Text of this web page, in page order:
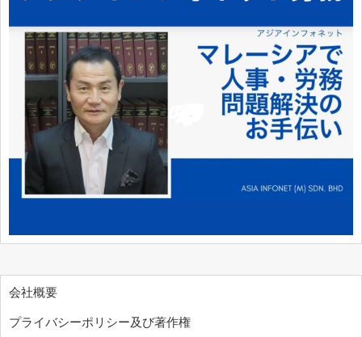
会社概要
プライバシーポリシー及び著作権